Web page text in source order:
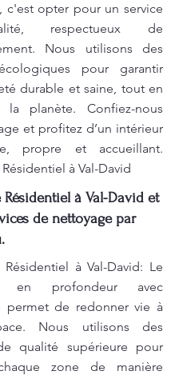
c'est opter pour un service
respectueux de
Nous utilisons des
pour garantir
durable et saine, tout en
la planète. Confiez-nous
et profitez d’un intérieur
propre et accueillant.
à Val-David
Résidentiel à Val-David et
de nettoyage par
à Val-David: Le
en profondeur avec
permet de redonner vie à
Nous utilisons des
qualité supérieure pour
zone de manière